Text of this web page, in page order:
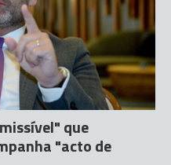
que
"acto de